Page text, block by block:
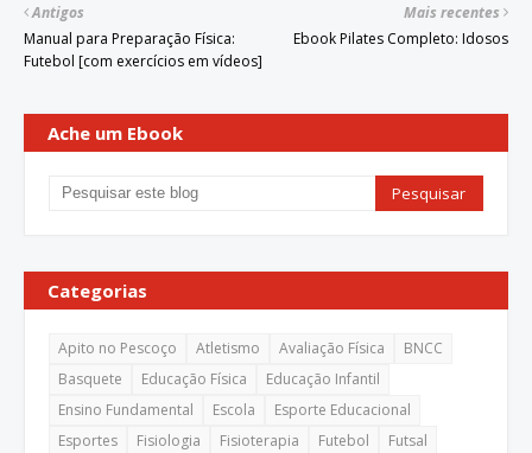
Mais recentes
Ebook Pilates Completo: Idosos
Antigos
Manual para Preparação Física:
Futebol [com exercícios em vídeos]
Ache um Ebook
Categorias
Apito no Pescoço Atletismo Avaliação Física
BNCC
Basquete
Educação Física
Educação Infantil
Ensino Fundamental
Escola
Esporte Educacional
Esportes
Fisiologia Fisioterapia Futebol
Futsal